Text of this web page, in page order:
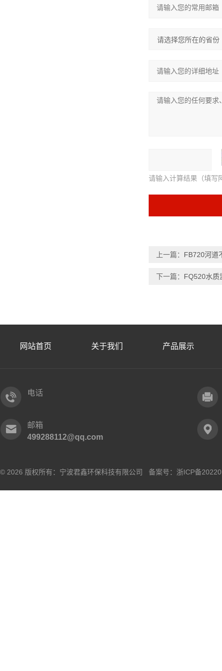
请输入计算结果（填写
上一篇： FB720河道
下一篇： FQ520水质
网站首页 关于我们 产品展示
电话
邮箱
499288112@qq.com
© 2026 版权所有：宁波君鑫环保科技有限公司 备案号： 浙ICP备